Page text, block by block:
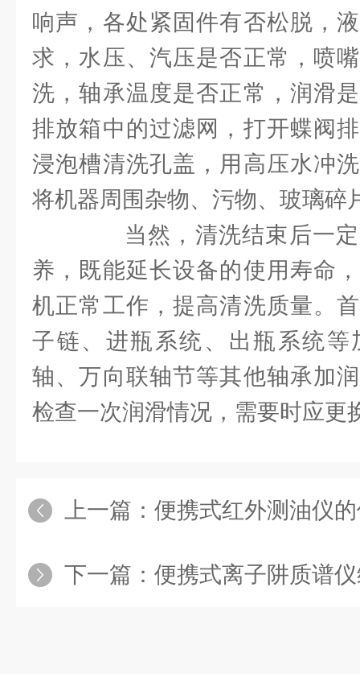
响声，各处紧固件有否松脱，
求，水压、汽压是否正常，喷
洗，轴承温度是否正常，润滑
排放箱中的过滤网，打开蝶阀
浸泡槽清洗孔盖，用高压水冲
将机器周围杂物、污物、玻璃碎
当然，清洗结束后一定
养，既能延长设备的使用寿命
机正常工作，提高清洗质量。
子链、进瓶系统、出瓶系统等
轴、万向联轴节等其他轴承加
检查一次润滑情况，需要时应更
上一篇： 便携式红外测油仪
下一篇： 便携式离子阱质谱